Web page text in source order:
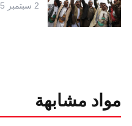
2 سبتمبر 2025
مواد مشابهة